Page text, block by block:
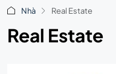
Nhà Real Estate
Real Estate